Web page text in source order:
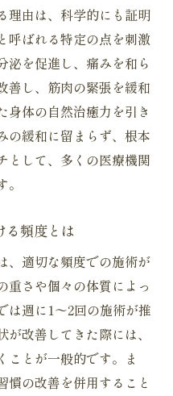
理由は、科学的にも証明
呼ばれる特定の点を刺激
泌を促進し、痛みを和ら
善し、筋肉の緊張を緩和
身体の自然治癒力を引き
の緩和に留まらず、根本
として、多くの医療機関
る頻度とは
、適切な頻度での施術が
重さや個々の体質によっ
は週に1〜2回の施術が推
改善してきた際には、
ことが一般的です。ま
慣の改善を併用すること